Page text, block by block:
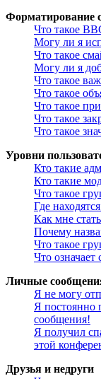
Форматирование
Что такое
Могу ли я
Что такое
Могу ли я
Что такое
Что такое
Что такое
Что такое
Что такое
Уровни
Кто такие
Кто такие
Что такое
Где
Как мне
Почему
Что такое
Что
Личные
Я не могу
Я постоянно
сообщения!
Я получил
этой
Друзья и недруги